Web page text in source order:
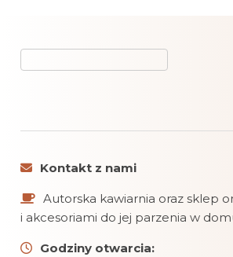
Kontakt z nami
Autorska kawiarnia oraz sklep
i akcesoriami do jej parzenia w
Godziny otwarcia: